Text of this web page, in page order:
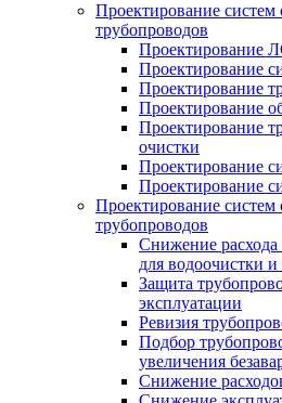
Проектирование
трубопроводов
Проектирование
Проектирование
Проектирование
Проектирование
Проектирование
очистки
Проектирование
Проектирование
Проектирование
трубопроводов
Снижение расхода
для водоочистки
Защита
эксплуатации
Ревизия
Подбор
увеличения
Снижение